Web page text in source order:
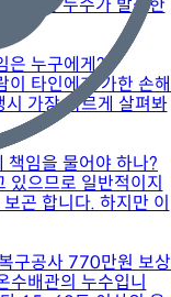
것은 누수가 발생한
은 누구에게?
이 타인에게 가한 손해
가장 빠르게 살펴봐
임을 물어야 하나?
있으므로 일반적이지
곤 합니다. 하지만 이
구공사 770만원 보상
수배관의 누수입니